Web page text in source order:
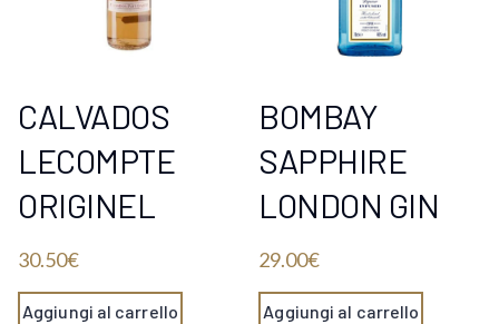
CALVADOS
LECOMPTE
ORIGINEL
30.50€
Aggiungi al carrello
BOMBAY
SAPPHIRE
LONDON GIN
29.00€
Aggiungi al carrello